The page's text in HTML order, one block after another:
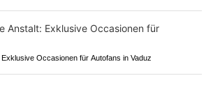
Occasionen für Autofans in Vaduz